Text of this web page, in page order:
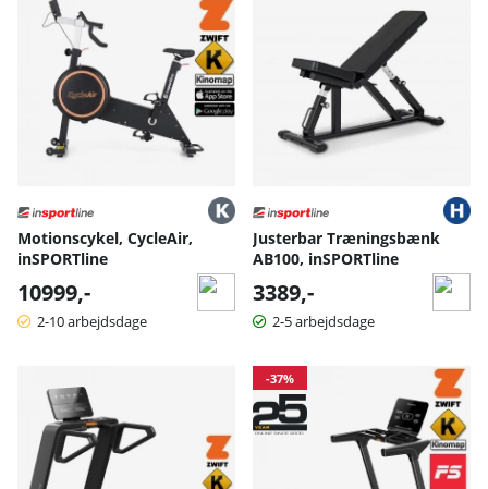
Motionscykel, CycleAir,
inSPORTline
10999,-
2-10 arbejdsdage
Justerbar Træningsbænk
AB100, inSPORTline
3389,-
2-5 arbejdsdage
-37%